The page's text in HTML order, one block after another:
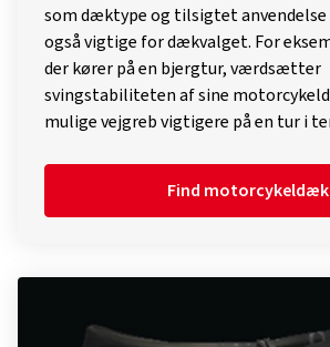
som dæktype og tilsigtet
også vigtige for dækvalget. For
der kører på en bjergtur, værdsætter
svingstabiliteten af ​​sine
mulige vejgreb vigtigere på en tur i
Find motorcykeldæk